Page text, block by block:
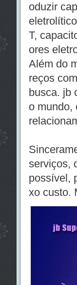
oduzir
T,
ores
Além do
reços
busca. jb
o mundo,
serviços,
possível,
xo custo.